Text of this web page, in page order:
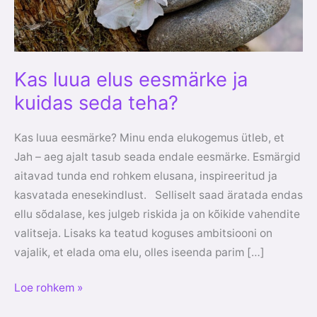
Kas luua elus eesmärke ja
kuidas seda teha?
Kas luua eesmärke? Minu enda elukogemus ütleb, et
Jah – aeg ajalt tasub seada endale eesmärke. Esmärgid
aitavad tunda end rohkem elusana, inspireeritud ja
kasvatada enesekindlust. Selliselt saad äratada endas
ellu sõdalase, kes julgeb riskida ja on kõikide vahendite
valitseja. Lisaks ka teatud koguses ambitsiooni on
vajalik, et elada oma elu, olles iseenda parim […]
kuidas
seda
teha?
Loe rohkem »